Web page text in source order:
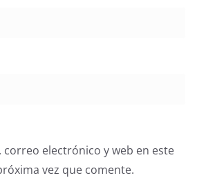
electrónico y web en este
vez que comente.